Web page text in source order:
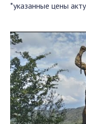
*указанные цены